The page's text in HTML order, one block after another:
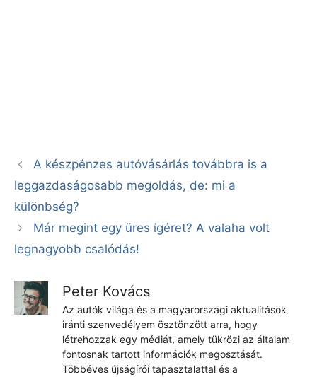
A készpénzes autóvásárlás továbbra is a
leggazdaságosabb megoldás, de: mi a
különbség?
Már megint egy üres ígéret? A valaha volt
legnagyobb csalódás!
Peter Kovács
Az autók világa és a magyarországi aktualitások
iránti szenvedélyem ösztönzött arra, hogy
létrehozzak egy médiát, amely tükrözi az általam
fontosnak tartott információk megosztását.
Többéves újságírói tapasztalattal és a